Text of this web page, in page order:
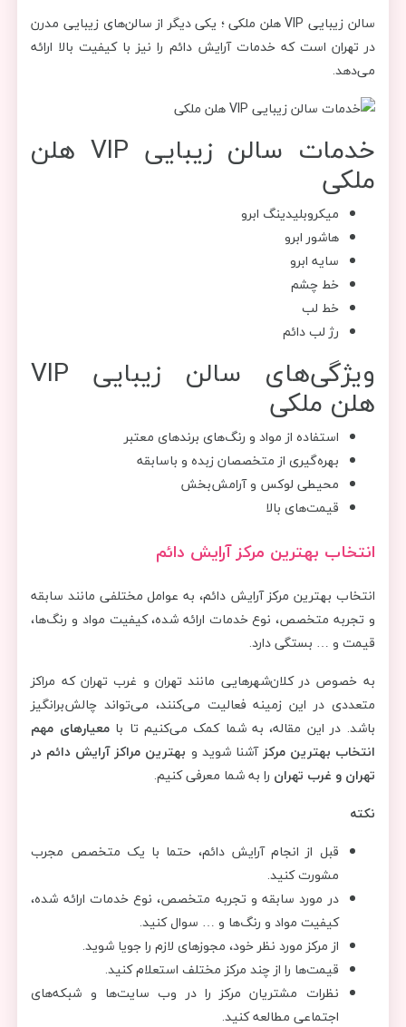
سالن زیبایی VIP هلن ملکی ؛ یکی دیگر از سالن‌های زیبایی مدرن
در تهران است که خدمات آرایش دائم را نیز با کیفیت بالا ارائه
می‌دهد.
خدمات سالن زیبایی VIP هلن
ملکی
میکروبلیدینگ ابرو
هاشور ابرو
سایه ابرو
خط چشم
خط لب
رژ لب دائم
ویژگی‌های سالن زیبایی VIP
هلن ملکی
استفاده از مواد و رنگ‌های برندهای معتبر
بهره‌گیری از متخصصان زبده و باسابقه
محیطی لوکس و آرامش‌بخش
قیمت‌های بالا
انتخاب بهترین مرکز آرایش دائم
انتخاب بهترین مرکز آرایش دائم، به عوامل مختلفی مانند سابقه
و تجربه متخصص، نوع خدمات ارائه شده، کیفیت مواد و رنگ‌ها،
قیمت و … بستگی دارد.
به خصوص در کلان‌شهرهایی مانند تهران و غرب تهران که مراکز
متعددی در این زمینه فعالیت می‌کنند، می‌تواند چالش‌برانگیز
باشد. در این مقاله، به شما کمک می‌کنیم تا بامعیارهای مهم
انتخاب بهترین مرکزآشنا شوید و بهترین مراکز آرایش دائم در
تهران و غرب تهران را به شما معرفی کنیم.
نکته
قبل از انجام آرایش دائم، حتما با یک متخصص مجرب
مشورت کنید.
در مورد سابقه و تجربه متخصص، نوع خدمات ارائه شده،
کیفیت مواد و رنگ‌ها و … سوال کنید.
از مرکز مورد نظر خود، مجوزهای لازم را جویا شوید.
قیمت‌ها را از چند مرکز مختلف استعلام کنید.
نظرات مشتریان مرکز را در وب سایت‌ها و شبکه‌های
اجتماعی مطالعه کنید.